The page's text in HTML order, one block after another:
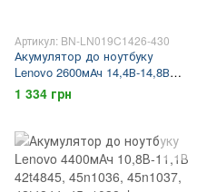
Артикул: BN-LN019C1426-430
Акумулятор до ноутбуку
Lenovo 2600мАч 14,4В-14,8В
42t4845, 45n1036, 45n1037,
42t4844, 45n1038, lenovo t430s,
1 334 грн